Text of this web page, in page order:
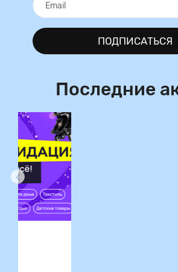
ПОДПИСАТЬСЯ
Последние